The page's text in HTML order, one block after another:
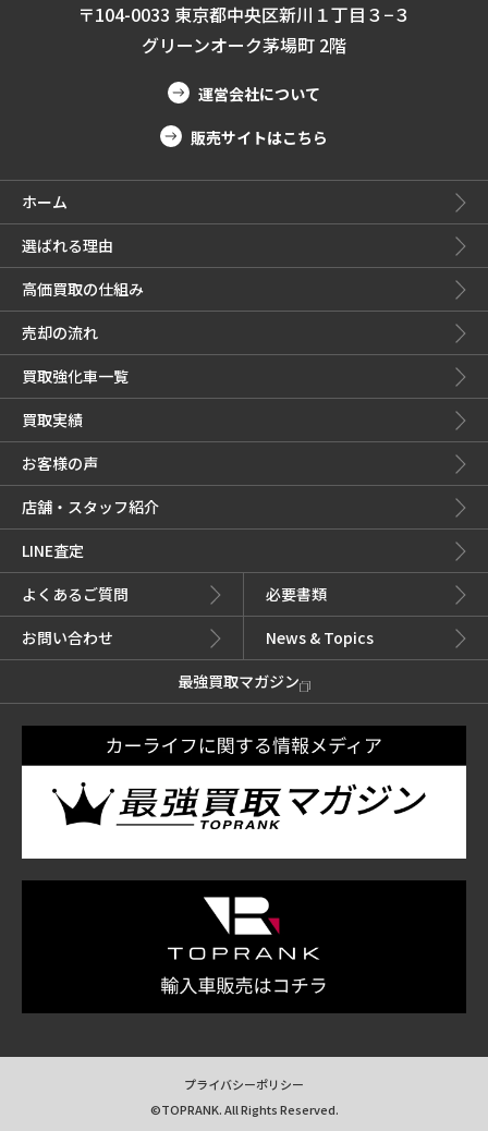
〒104-0033 東京都中央区新川１丁目３−３
グリーンオーク茅場町 2階
運営会社について
販売サイトはこちら
ホーム
選ばれる理由
高価買取の仕組み
売却の流れ
買取強化車一覧
買取実績
お客様の声
店舗・スタッフ紹介
LINE査定
よくあるご質問
必要書類
お問い合わせ
News & Topics
最強買取マガジン
プライバシーポリシー
©TOPRANK. All Rights Reserved.